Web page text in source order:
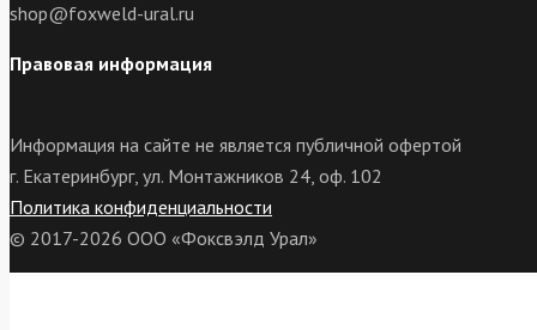
shop@foxweld-ural.ru
Правовая информация
Информация на сайте не является публичной офертой
г. Екатеринбург, ул. Монтажников 24, оф. 102
Политика конфиденциальности
© 2017-2026 ООО «Фоксвэлд Урал»